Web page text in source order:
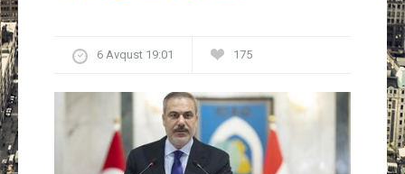
6 Avqust 19:01 175